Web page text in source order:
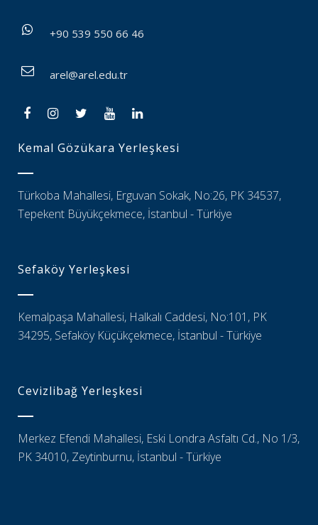
+90 539 550 66 46
arel@arel.edu.tr
Kemal Gözükara Yerleşkesi
Türkoba Mahallesi, Erguvan Sokak, No:26, PK 34537,
Tepekent Büyükçekmece, İstanbul - Türkiye
Sefaköy Yerleşkesi
Kemalpaşa Mahallesi, Halkalı Caddesi, No:101, PK
34295, Sefaköy Küçükçekmece, İstanbul - Türkiye
Cevizlibağ Yerleşkesi
Merkez Efendi Mahallesi, Eski Londra Asfaltı Cd., No 1/3,
PK 34010, Zeytinburnu, İstanbul - Türkiye